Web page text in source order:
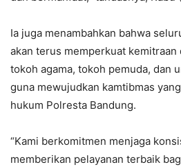
Ia juga menambahkan bahwa
akan terus memperkuat kemitraan
tokoh agama, tokoh pemuda, dan
guna mewujudkan kamtibmas
hukum Polresta Bandung.
“Kami berkomitmen menjaga
memberikan pelayanan terbaik